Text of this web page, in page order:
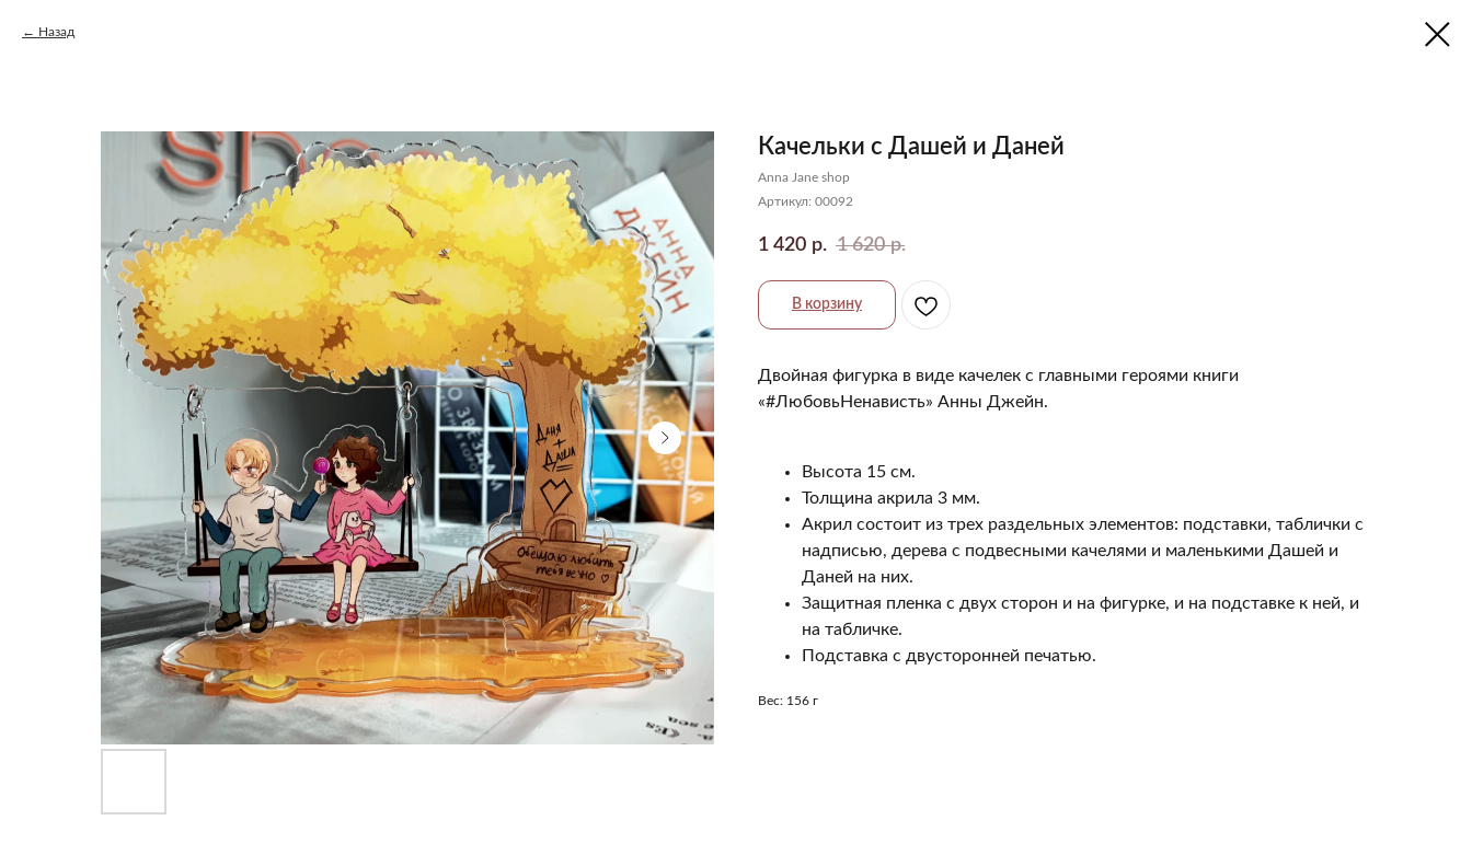
Назад
Качельки с Дашей и Даней
Anna Jane shop
Артикул: 00092
1 420 р. 1 620 р.
В корзину
Двойная фигурка в виде качелек с главными героями книги
«#ЛюбовьНенависть» Анны Джейн.
Высота 15 см.
Толщина акрила 3 мм.
Акрил состоит из трех раздельных элементов: подставки, таблички с
надписью, дерева с подвесными качелями и маленькими Дашей и
Даней на них.
Защитная пленка с двух сторон и на фигурке, и на подставке к ней, и
на табличке.
Подставка с двусторонней печатью.
Вес: 156 г